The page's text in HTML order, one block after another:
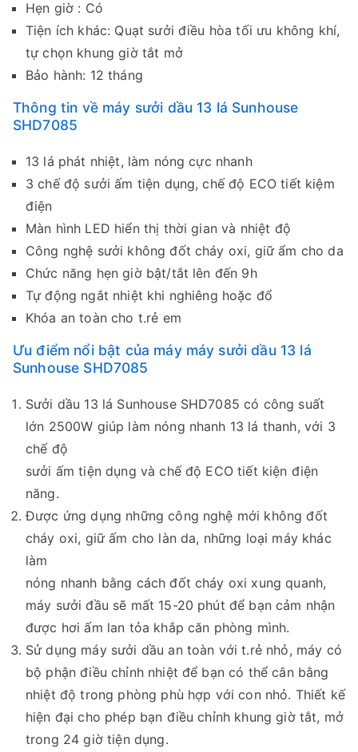
Hẹn giờ : Có
Tiện ích khác: Quạt sưởi điều hòa tối ưu không khí,
tự chọn khung giờ tắt mở
Bảo hành: 12 tháng
Thông tin về máy sưởi dầu 13 lá Sunhouse
SHD7085
13 lá phát nhiệt, làm nóng cực nhanh
3 chế độ sưởi ấm tiện dụng, chế độ ECO tiết kiệm
điện
Màn hình LED hiển thị thời gian và nhiệt độ
Công nghệ sưởi không đốt cháy oxi, giữ ẩm cho da
Chức năng hẹn giờ bật/tắt lên đến 9h
Tự động ngắt nhiệt khi nghiêng hoặc đổ
Khóa an toàn cho t.rẻ em
Ưu điểm nổi bật của máy máy sưởi dầu 13 lá
Sunhouse SHD7085
Sưởi dầu 13 lá Sunhouse SHD7085 có công suất
lớn 2500W giúp làm nóng nhanh 13 lá thanh, với 3
chế độ
sưởi ấm tiện dụng và chế độ ECO tiết kiện điện
năng.
Được ứng dụng những công nghệ mới không đốt
cháy oxi, giữ ấm cho làn da, những loại máy khác
làm
nóng nhanh bằng cách đốt cháy oxi xung quanh,
máy sưởi đầu sẽ mất 15-20 phút để bạn cảm nhận
được hơi ấm lan tỏa khắp căn phòng mình.
Sử dụng máy sưởi dầu an toàn với t.rẻ nhỏ, máy có
bộ phận điều chỉnh nhiệt để bạn có thể cân bằng
nhiệt độ trong phòng phù hợp với con nhỏ. Thiết kế
hiện đại cho phép bạn điều chỉnh khung giờ tắt, mở
trong 24 giờ tiện dụng.